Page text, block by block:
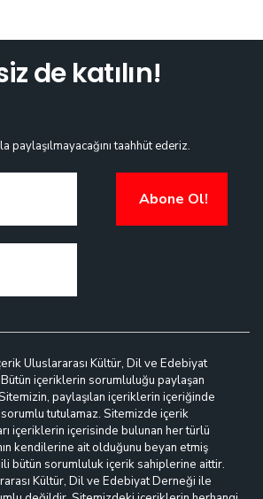
de katılın!
paylaşılmayacağını taahhüt ederiz.
Abone Ol!
Uluslararası Kültür, Dil ve Edebiyat
içeriklerin sorumluluğu paylaşan
paylaşılan içeriklerin içeriğinde
tutulamaz. Sitemizde içerik
içeriklerin içerisinde bulunan her türlü
kendilerine ait olduğunu beyan etmiş
bütün sorumluluk içerik sahiplerine aittir.
Kültür, Dil ve Edebiyat Derneği ile